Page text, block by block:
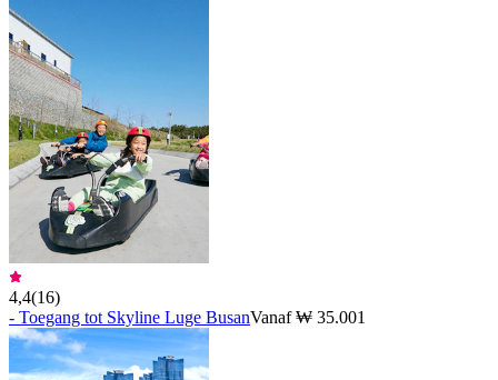
4,4(16)
- Toegang tot Skyline Luge BusanVanaf ₩ 35.001